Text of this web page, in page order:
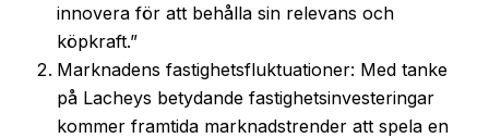
innovera för att behålla sin relevans och
köpkraft.”
Marknadens fastighetsfluktuationer: Med tanke
på Lacheys betydande fastighetsinvesteringar
kommer framtida marknadstrender att spela en